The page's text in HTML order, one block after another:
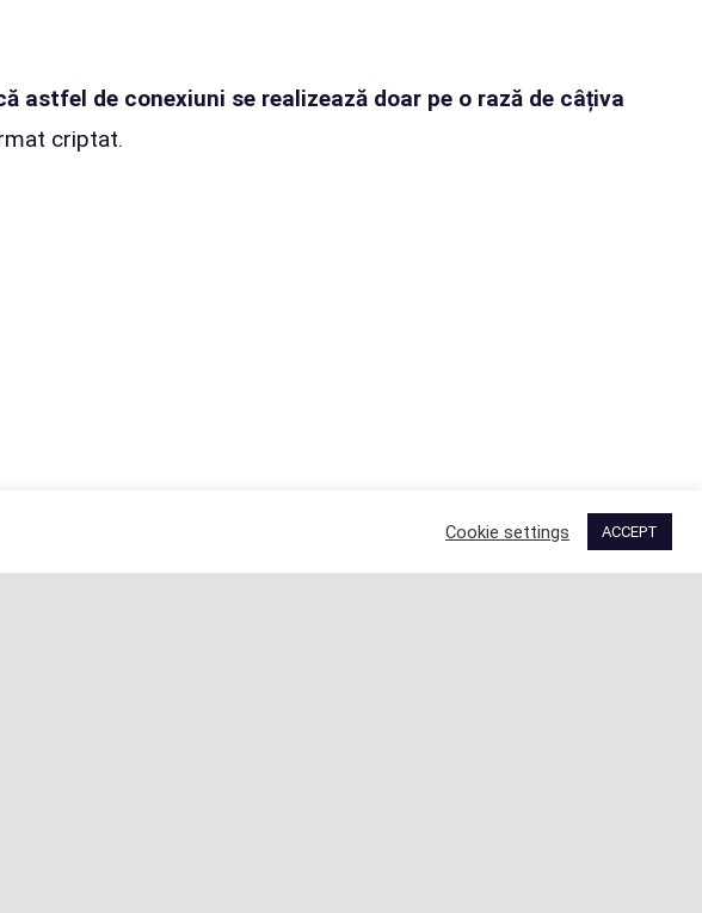
astfel de conexiuni se realizează doar pe o rază de câțiva
criptat.
Cookie settings ACCEPT